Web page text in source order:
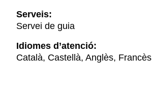
Serveis:
Servei de guia
Idiomes d’atenció:
Català, Castellà, Anglès, Francès